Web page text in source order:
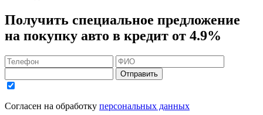
Получить специальное предложение
на покупку авто в кредит от 4.9%
Отправить
Согласен на обработку персональных данных